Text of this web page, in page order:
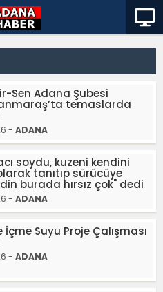
Sen Adana Şubesi
temaslarda
- ADANA
soydu, kuzeni kendini
tanıtıp sürücüye
burada hırsız çok" dedi
- ADANA
İçme Suyu Proje Çalışması
- ADANA